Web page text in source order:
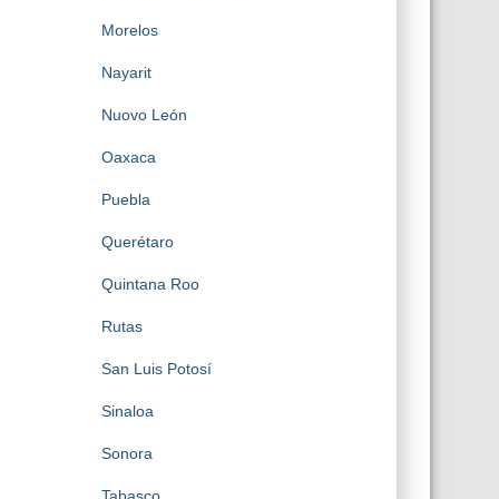
Morelos
Nayarit
Nuovo León
Oaxaca
Puebla
Querétaro
Quintana Roo
Rutas
San Luis Potosí
Sinaloa
Sonora